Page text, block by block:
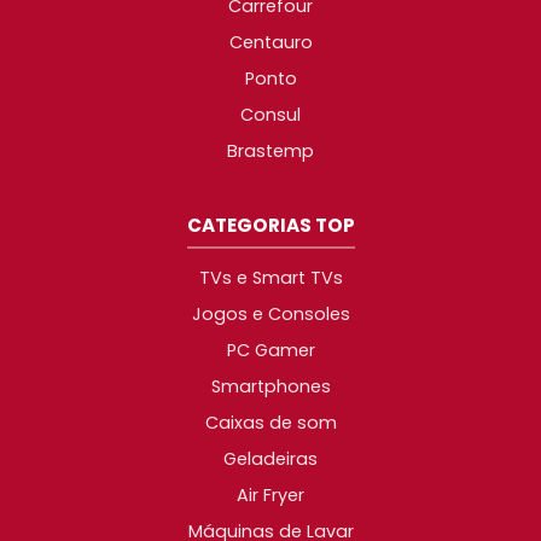
Carrefour
Centauro
Ponto
Consul
Brastemp
CATEGORIAS TOP
TVs e Smart TVs
Jogos e Consoles
PC Gamer
Smartphones
Caixas de som
Geladeiras
Air Fryer
Máquinas de Lavar